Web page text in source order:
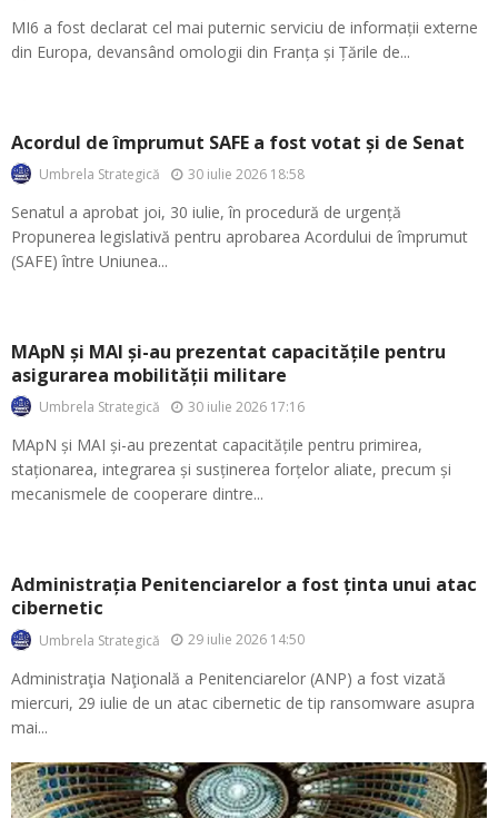
MI6 a fost declarat cel mai puternic serviciu de informații externe
din Europa, devansând omologii din Franța și Țările de...
Acordul de împrumut SAFE a fost votat și de Senat
Umbrela Strategică 30 iulie 2026 18:58
Senatul a aprobat joi, 30 iulie, în procedură de urgență
Propunerea legislativă pentru aprobarea Acordului de împrumut
(SAFE) între Uniunea...
MApN și MAI și-au prezentat capacitățile pentru
asigurarea mobilității militare
Umbrela Strategică 30 iulie 2026 17:16
MApN și MAI și-au prezentat capacitățile pentru primirea,
staționarea, integrarea și susținerea forțelor aliate, precum și
mecanismele de cooperare dintre...
Administrația Penitenciarelor a fost ținta unui atac
cibernetic
Umbrela Strategică 29 iulie 2026 14:50
Administraţia Naţională a Penitenciarelor (ANP) a fost vizată
miercuri, 29 iulie de un atac cibernetic de tip ransomware asupra
mai...